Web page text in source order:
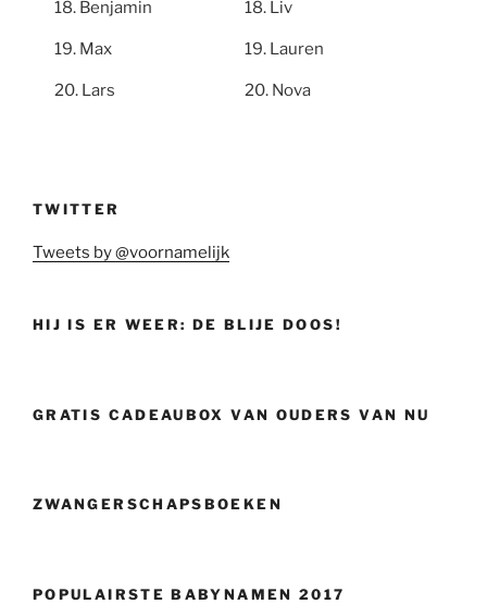
Benjamin
Max
Lars
Liv
Lauren
Nova
TWITTER
Tweets by @voornamelijk
HIJ IS ER WEER: DE BLIJE DOOS!
GRATIS CADEAUBOX VAN OUDERS VAN NU
ZWANGERSCHAPSBOEKEN
POPULAIRSTE BABYNAMEN 2017